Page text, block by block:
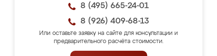
8 (495) 665-24-01
8 (926) 409-68-13
Или оставьте заявку на сайте для консультации и
предварительного расчёта стоимости.